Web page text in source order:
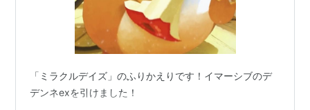
「ミラクルデイズ」のふりかえりです！イマーシブのデ
デンネexを引けました！